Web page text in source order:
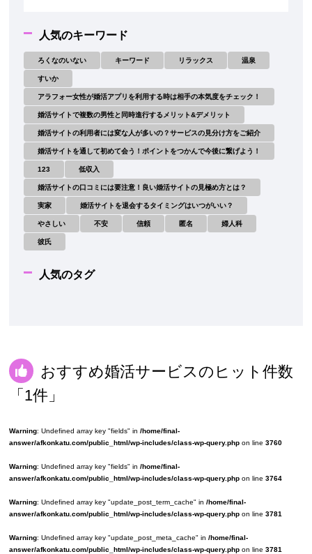
人気のキーワード
ろくなのいない キーワード リラックス 温泉
すいか
アラフォー女性が婚活アプリを利用する時は相手の本気度をチェック！
婚活サイトで複数の男性と同時進行するメリット&デメリット
婚活サイトの利用者には変な人が多いの？サービスの見分け方をご紹介
婚活サイトを通して初めて会う！ポイントをつかんで今後に繋げよう！
123 低収入
婚活サイトの口コミには要注意！良い婚活サイトの見極め方とは？
実家 婚活サイトを退会するタイミングはいつがいい？
やさしい 不安 信頼 匿名 婦人科
彼氏
人気のタグ
おすすめ婚活サービスのヒット件数
「1件」
Warning: Undefined array key "fields" in/home/final-
answer/afkonkatu.com/public_html/wp-includes/class-wp-query.php on line3760
Warning: Undefined array key "fields" in/home/final-
answer/afkonkatu.com/public_html/wp-includes/class-wp-query.php on line3764
Warning: Undefined array key "update_post_term_cache" in/home/final-
answer/afkonkatu.com/public_html/wp-includes/class-wp-query.php on line3781
Warning: Undefined array key "update_post_meta_cache" in/home/final-
answer/afkonkatu.com/public_html/wp-includes/class-wp-query.php on line3781